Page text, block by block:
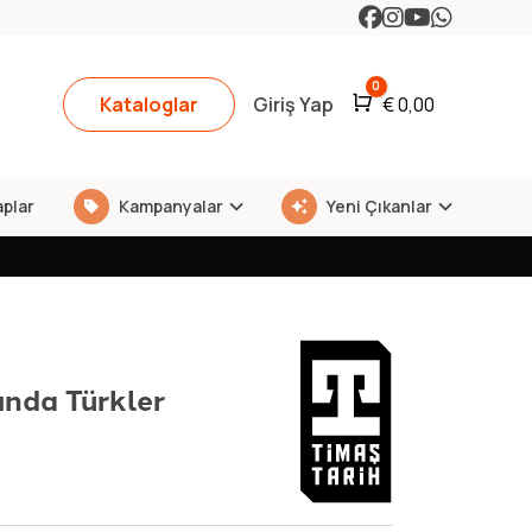
Kataloglar Giriş Yap Araba
0
€0,00
Kampanyalar Yeni Çıkanlar
Türkler